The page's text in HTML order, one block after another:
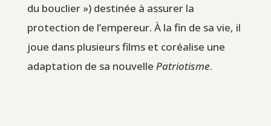
du bouclier ») destinée à assurer la
protection de l’empereur. À la fin de sa vie, il
joue dans plusieurs films et coréalise une
adaptation de sa nouvelle Patriotisme.